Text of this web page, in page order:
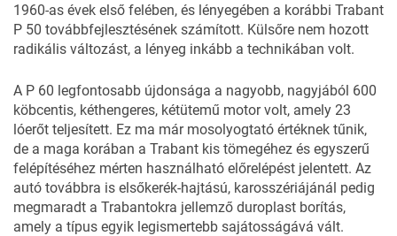
1960-as évek első felében, és lényegében a korábbi Trabant
P 50 továbbfejlesztésének számított. Külsőre nem hozott
radikális változást, a lényeg inkább a technikában volt.
A P 60 legfontosabb újdonsága a nagyobb, nagyjából 600
köbcentis, kéthengeres, kétütemű motor volt, amely 23
lóerőt teljesített. Ez ma már mosolyogtató értéknek tűnik,
de a maga korában a Trabant kis tömegéhez és egyszerű
felépítéséhez mérten használható előrelépést jelentett. Az
autó továbbra is elsőkerék-hajtású, karosszériájánál pedig
megmaradt a Trabantokra jellemző duroplast borítás,
amely a típus egyik legismertebb sajátosságává vált.